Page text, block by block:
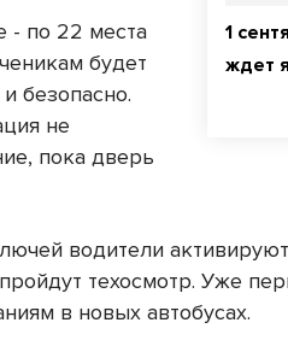
1
ждет
- по 22 места
будет
безопасно.
не
пока дверь
водители
техосмотр. Уже
в новых автобусах.